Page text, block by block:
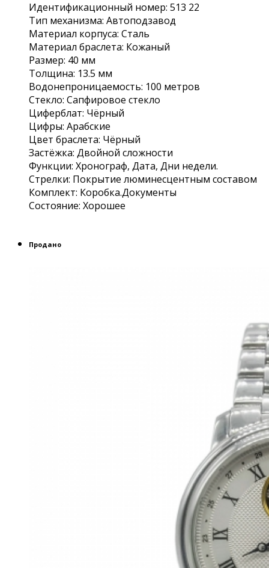
Идентификационный номер: 513 22
Тип механизма: Автоподзавод
Материал корпуса: Сталь
Материал браслета: Кожаный
Размер: 40 мм
Толщина: 13.5 мм
Водонепроницаемость: 100 метров
Cтекло: Сапфировое стекло
Циферблат: Чёрный
Цифры: Арабские
Цвет браслета: Чёрный
Застёжка: Двойной сложности
Функции: Хронограф, Дата, Дни недели.
Стрелки: Покрытие люминесцентным составом
Комплект: Коробка.Документы
Состояние: Хорошее
Продано